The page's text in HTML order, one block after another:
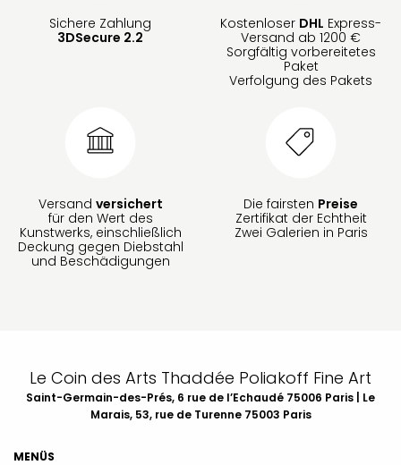
Sichere Zahlung
3DSecure 2.2
Kostenloser DHL Express-
Versand ab 1200 €
Sorgfältig vorbereitetes
Paket
Verfolgung des Pakets
Versand versichert
für den Wert des
Kunstwerks, einschließlich
Deckung gegen Diebstahl
und Beschädigungen
Die fairsten Preise
Zertifikat der Echtheit
Zwei Galerien in Paris
Le Coin des Arts Thaddée Poliakoff Fine Art
Saint-Germain-des-Prés, 6 rue de l’Echaudé 75006 Paris | Le
Marais, 53, rue de Turenne 75003 Paris
MENÜS